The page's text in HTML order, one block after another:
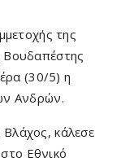
της
(30/5) η
Ανδρών.
κάλεσε
Εθνικό